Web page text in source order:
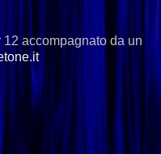
accompagnato da un